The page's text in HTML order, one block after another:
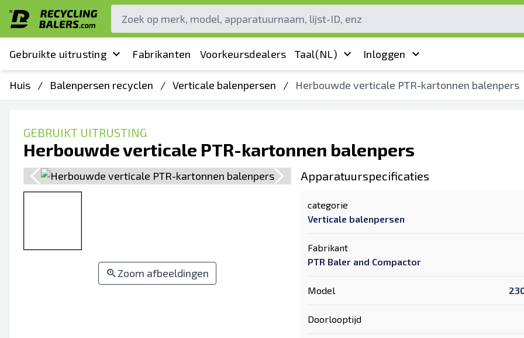
Gebruikte uitrusting Fabrikanten Voorkeursdealers Taal(NL) Inloggen
Huis / Balenpersen recyclen / Verticale balenpersen / Herbouwde verticale PTR-kartonnen balenpers
GEBRUIKT UITRUSTING
Herbouwde verticale PTR-kartonnen balenpers
Zoom afbeeldingen
Apparatuurspecificaties
categorie
Verticale balenpersen
Fabrikant
PTR Baler and Compactor
Model
Doorlooptijd